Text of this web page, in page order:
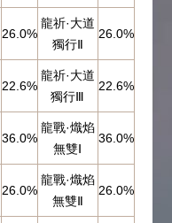
26.0%
龍祈·大道
獨行Ⅱ
26.0%
22.6%
龍祈·大道
獨行Ⅲ
22.6%
36.0%
龍戰·熾焰
無雙Ⅰ
36.0%
26.0%
龍戰·熾焰
無雙Ⅱ
26.0%